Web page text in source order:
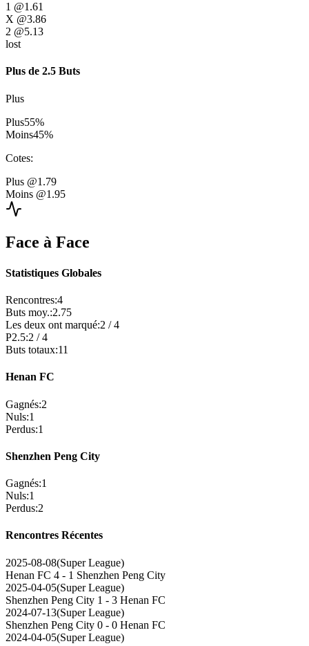
1 @1.61
X @3.86
2 @5.13
lost
Plus de 2.5 Buts
Plus
Plus55%
Moins45%
Cotes:
Plus @1.79
Moins @1.95
Face à Face
Statistiques Globales
Rencontres:4
Buts moy.:2.75
Les deux ont marqué:2 /4
P2.5:2 /4
Buts totaux:11
Henan FC
Gagnés:2
Nuls:1
Perdus:1
Shenzhen Peng City
Gagnés:1
Nuls:1
Perdus:2
Rencontres Récentes
2025-08-08(Super League)
Henan FC 4 - 1 Shenzhen Peng City
2025-04-05(Super League)
Shenzhen Peng City 1 - 3 Henan FC
2024-07-13(Super League)
Shenzhen Peng City 0 - 0 Henan FC
2024-04-05(Super League)